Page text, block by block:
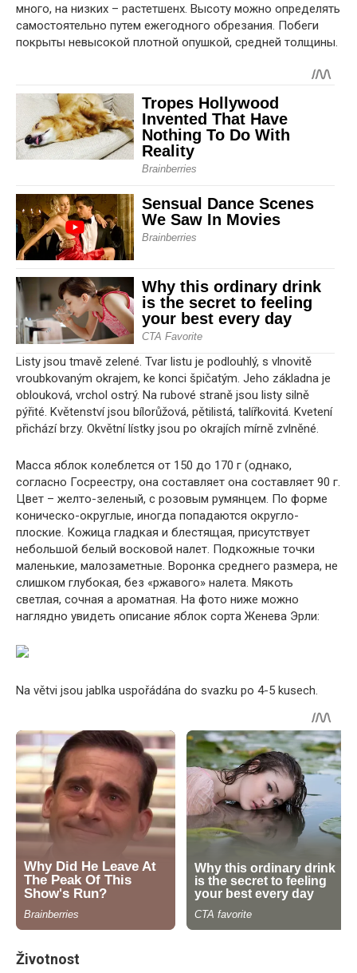
много, на низких – растетшенх. Высоту можно определять
самостоятельно путем ежегодного обрезания. Побеги
покрыты невысокой плотной опушкой, средней толщины.
Listy jsou tmavě zelené. Tvar listu je podlouhlý, s vlnovitě
vroubkovaným okrajem, ke konci špičatým. Jeho základna je
oblouková, vrchol ostrý. Na rubové straně jsou listy silně
pýřité. Květenství jsou bílorůžová, pětilistá, talířkovitá. Kvetení
přichází brzy. Okvětní lístky jsou po okrajích mírně zvlněné.
Масса яблок колеблется от 150 до 170 г (однако,
согласно Госреестру, она составляет она составляет 90 г.
Цвет – желто-зеленый, с розовым румянцем. По форме
коническо-округлые, иногда попадаются округло-
плоские. Кожица гладкая и блестящая, присутствует
небольшой белый восковой налет. Подкожные точки
маленькие, малозаметные. Воронка среднего размера, не
слишком глубокая, без «ржавого» налета. Мякоть
светлая, сочная a ароматная. На фото ниже можно
наглядно увидеть описание яблок сорта Женева Эрли:
Na větvi jsou jablka uspořádána do svazku po 4-5 kusech.
Životnost